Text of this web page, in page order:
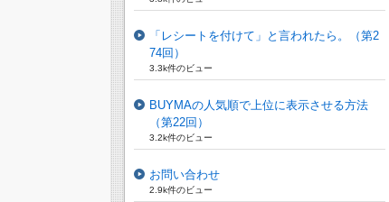
「レシートを付けて」と言われたら。（第2
74回）
3.3k件のビュー
BUYMAの人気順で上位に表示させる方法
（第22回）
3.2k件のビュー
お問い合わせ
2.9k件のビュー